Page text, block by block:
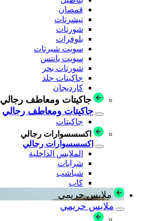
قمصان
تيشرتات
شورتات
بلوفرات
سويت شيرتات
سويت بانتس
شورتات بحر
جاكيتات جلد
كارديجان
جاكيتات ومعاطف رجالي
جاكيتات ومعاطف رجالي
جاكيتات
اكسسسوارات رجالي
اكسسسوارات رجالي
الملابس الداخلية
شرابات
شباشب
كاب
ملابس حريمي
ملابس حريمي